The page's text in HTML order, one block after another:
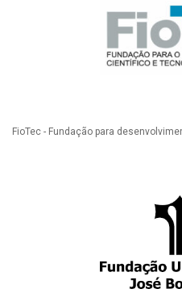
FioTec - Fundação para